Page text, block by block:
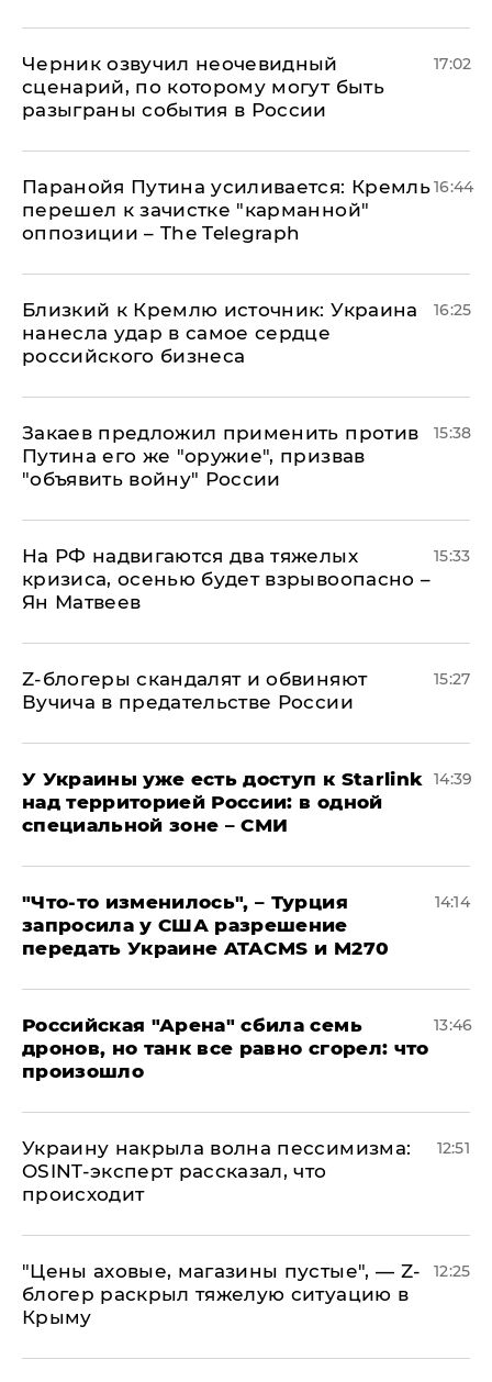
Черник озвучил неочевидный
сценарий, по которому могут быть
разыграны события в России
17:02
Паранойя Путина усиливается: Кремль
перешел к зачистке "карманной"
оппозиции – The Telegraph
16:44
Близкий к Кремлю источник: Украина
нанесла удар в самое сердце
российского бизнеса
16:25
Закаев предложил применить против
Путина его же "оружие", призвав
"объявить войну" России
15:38
На РФ надвигаются два тяжелых
кризиса, осенью будет взрывоопасно –
Ян Матвеев
15:33
Z-блогеры скандалят и обвиняют
Вучича в предательстве России
15:27
У Украины уже есть доступ к Starlink
над территорией России: в одной
специальной зоне – СМИ
14:39
​"Что-то изменилось", – Турция
запросила у США разрешение
передать Украине ATACMS и M270
14:14
​Российская "Арена" сбила семь
дронов, но танк все равно сгорел: что
произошло
13:46
​Украину накрыла волна пессимизма:
OSINT-эксперт рассказал, что
происходит
12:51
​"Цены аховые, магазины пустые", — Z-
блогер раскрыл тяжелую ситуацию в
Крыму
12:25